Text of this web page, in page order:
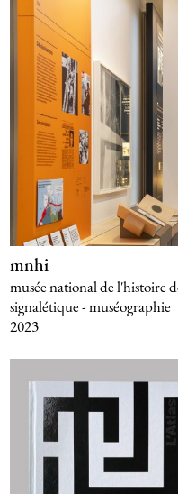
mnhi
musée national de l'histoire
signalétique - muséographie
2023